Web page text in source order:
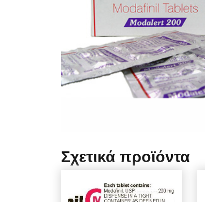
Σχετικά προϊόντα